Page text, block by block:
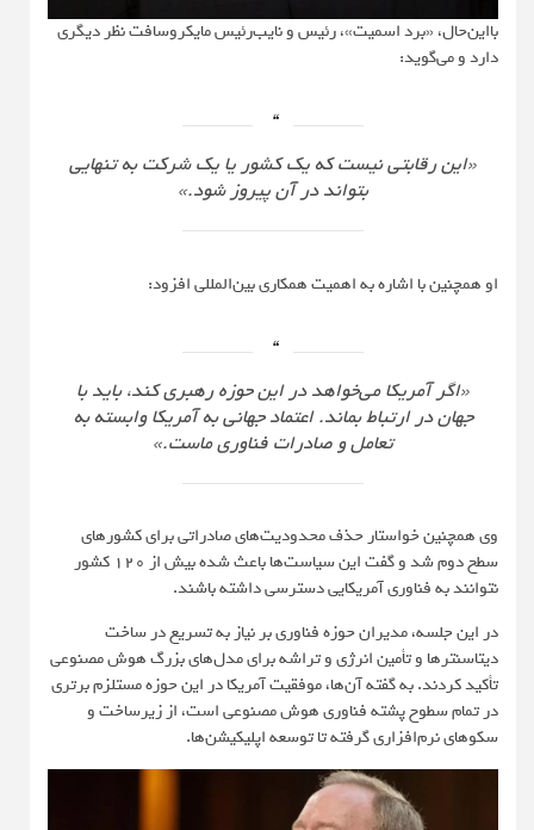
بااین‌حال، «برد اسمیت»، رئیس و نایب‌رئیس مایکروسافت نظر دیگری
دارد و می‌گوید:
«این رقابتی نیست که یک کشور یا یک شرکت به تنهایی
بتواند در آن پیروز شود.»
او همچنین با اشاره به اهمیت همکاری بین‌المللی افزود:
«اگر آمریکا می‌خواهد در این حوزه رهبری کند، باید با
جهان در ارتباط بماند. اعتماد جهانی به آمریکا وابسته به
تعامل و صادرات فناوری ماست.»
وی همچنین خواستار حذف محدودیت‌های صادراتی برای کشورهای
سطح دوم شد و گفت این سیاست‌ها باعث شده بیش از 120 کشور
نتوانند به فناوری آمریکایی دسترسی داشته باشند.
در این جلسه، مدیران حوزه فناوری بر نیاز به تسریع در ساخت
دیتاسنترها و تأمین انرژی و تراشه برای مدل‌های بزرگ هوش مصنوعی
تأکید کردند. به گفته آن‌ها، موفقیت آمریکا در این حوزه مستلزم برتری
در تمام سطوح پشته فناوری هوش مصنوعی است، از زیرساخت و
سکوهای نرم‌افزاری گرفته تا توسعه اپلیکیشن‌ها.